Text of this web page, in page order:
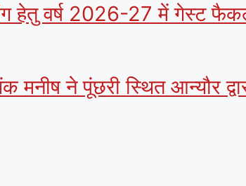
हेतु वर्ष 2026-27 में गेस्ट
ने पूंछरी स्थित आन्यौर